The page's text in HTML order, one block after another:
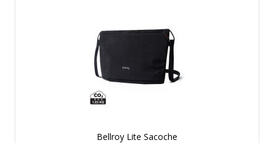
Bellroy Lite Sacoche